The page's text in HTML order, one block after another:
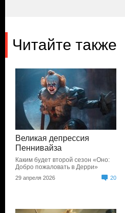
Читайте также
Великая депрессия
Пеннивайза
Каким будет второй сезон «Оно:
Добро пожаловать в Дерри»
29 апреля 2026 20